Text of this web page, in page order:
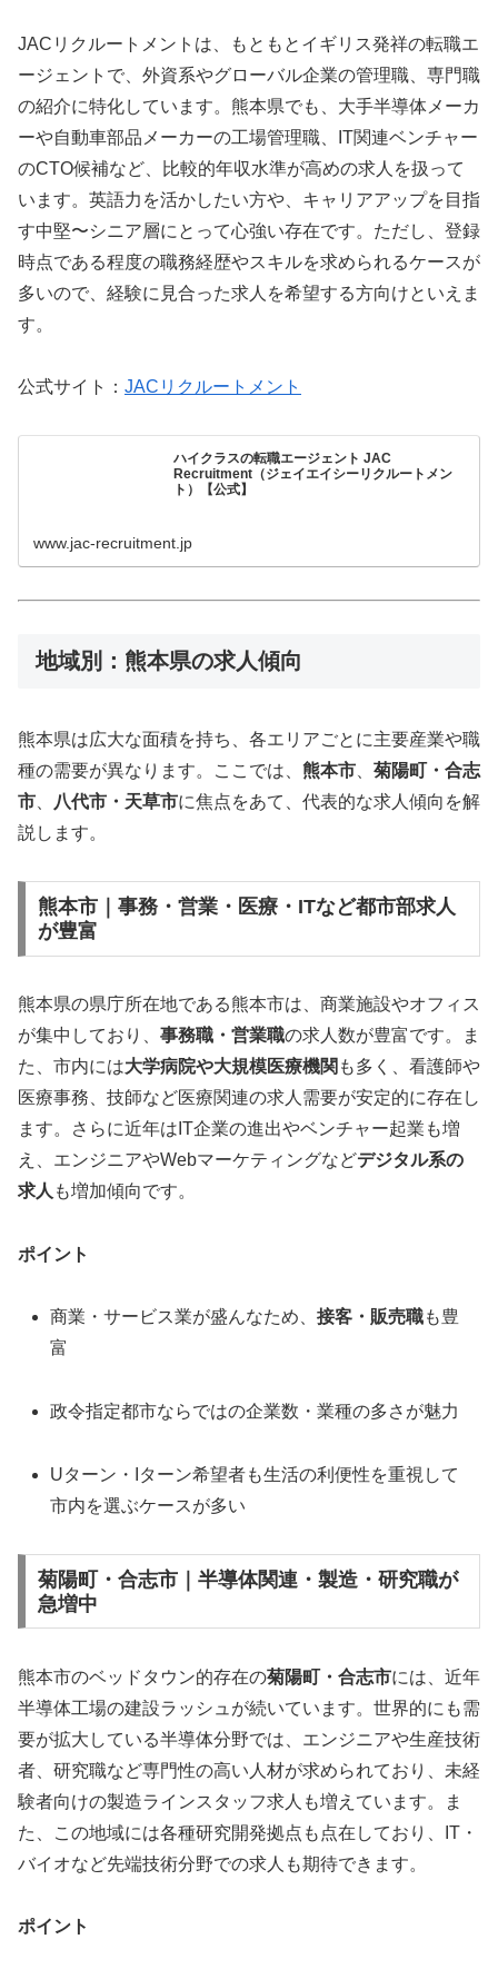
JACリクルートメントは、もともとイギリス発祥の転職エ
ージェントで、外資系やグローバル企業の管理職、専門職
の紹介に特化しています。熊本県でも、大手半導体メーカ
ーや自動車部品メーカーの工場管理職、IT関連ベンチャー
のCTO候補など、比較的年収水準が高めの求人を扱って
います。英語力を活かしたい方や、キャリアアップを目指
す中堅〜シニア層にとって心強い存在です。ただし、登録
時点である程度の職務経歴やスキルを求められるケースが
多いので、経験に見合った求人を希望する方向けといえま
す。
公式サイト： JACリクルートメント
ハイクラスの転職エージェント JAC
Recruitment（ジェイエイシーリクルートメン
ト）【公式】
www.jac-recruitment.jp
地域別：熊本県の求人傾向
熊本県は広大な面積を持ち、各エリアごとに主要産業や職
種の需要が異なります。ここでは、 熊本市
菊陽町・合志
市
八代市・天草市に焦点をあて、代表的な求人傾向を解
説します。
熊本市｜事務・営業・医療・ITなど都市部求人
が豊富
熊本県の県庁所在地である熊本市は、商業施設やオフィス
が集中しており、 事務職・営業職の求人数が豊富です。ま
た、市内には大学病院や大規模医療機関 も多く、看護師や
医療事務、技師など医療関連の求人需要が安定的に存在し
ます。さらに近年はIT企業の進出やベンチャー起業も増
え、エンジニアやWebマーケティングなどデジタル系の
求人 も増加傾向です。
ポイント
商業・サービス業が盛んなため、接客・販売職も豊
富
政令指定都市ならではの企業数・業種の多さが魅力
Uターン・Iターン希望者も生活の利便性を重視して
市内を選ぶケースが多い
菊陽町・合志市｜半導体関連・製造・研究職が
急増中
熊本市のベッドタウン的存在の菊陽町・合志市には、近年
半導体工場の建設ラッシュが続いています。世界的にも需
要が拡大している半導体分野では、エンジニアや生産技術
者、研究職など専門性の高い人材が求められており、未経
験者向けの製造ラインスタッフ求人も増えています。ま
た、この地域には各種研究開発拠点も点在しており、IT・
バイオなど先端技術分野での求人も期待できます。
ポイント